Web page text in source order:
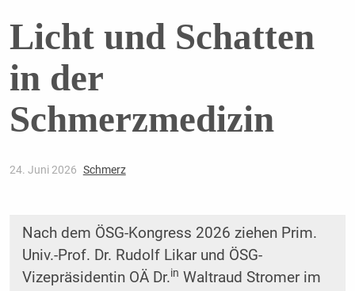
Licht und Schatten
in der
Schmerzmedizin
24. Juni 2026 Schmerz
Nach dem ÖSG-Kongress 2026 ziehen Prim.
Univ.-Prof. Dr. Rudolf Likar und ÖSG-
Vizepräsidentin OÄ Dr.in Waltraud Stromer im